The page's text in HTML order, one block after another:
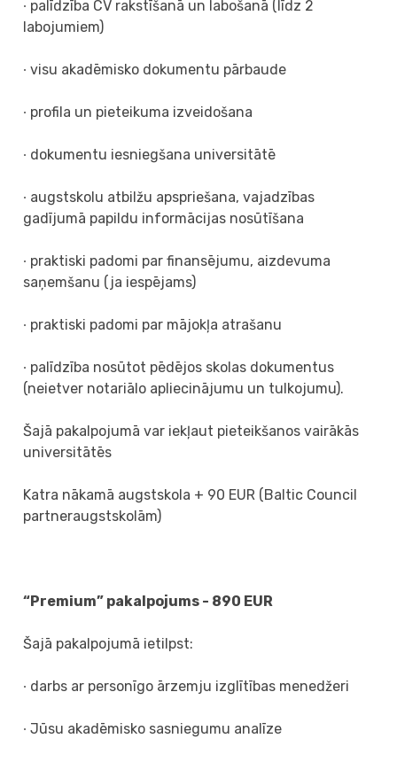
∙ palīdzība CV rakstīšanā un labošanā (līdz 2
labojumiem)
∙ visu akadēmisko dokumentu pārbaude
∙ profila un pieteikuma izveidošana
∙ dokumentu iesniegšana universitātē
∙ augstskolu atbilžu apspriešana, vajadzības
gadījumā papildu informācijas nosūtīšana
∙ praktiski padomi par finansējumu, aizdevuma
saņemšanu (ja iespējams)
∙ praktiski padomi par mājokļa atrašanu
∙ palīdzība nosūtot pēdējos skolas dokumentus
(neietver notariālo apliecinājumu un tulkojumu).
Šajā pakalpojumā var iekļaut pieteikšanos vairākās
universitātēs
Katra nākamā augstskola + 90 EUR (Baltic Council
partneraugstskolām)
“Premium” pakalpojums - 890 EUR
Šajā pakalpojumā ietilpst:
∙ darbs ar personīgo ārzemju izglītības menedžeri
∙ Jūsu akadēmisko sasniegumu analīze